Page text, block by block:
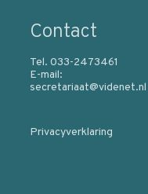
Contact
Tel. 033-2473461
E-mail:
secretariaat@videnet.nl
Privacyverklaring